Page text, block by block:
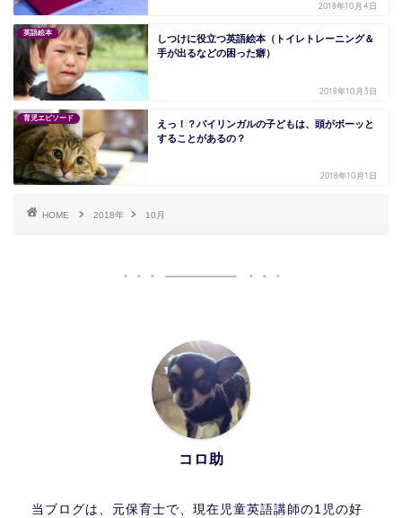
2018年10月4日
英語絵本
しつけに役立つ英語絵本（トイレトレーニング＆
手が出るなどの困った癖）
2018年10月3日
育児エピソード
えっ！？バイリンガルの子どもは、頭がボーッと
することがあるの？
2018年10月1日
HOME 2018年 10月
コロ助
当ブログは、元保育士で、現在児童英語講師の1児の好